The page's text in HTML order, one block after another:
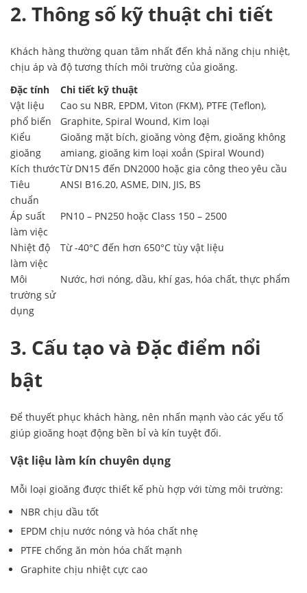
2. Thông số kỹ thuật chi tiết
Khách hàng thường quan tâm nhất đến khả năng chịu nhiệt,
chịu áp và độ tương thích môi trường của gioăng.
Đặc tính
Chi tiết kỹ thuật
Vật liệu
phổ biến
Cao su NBR, EPDM, Viton (FKM), PTFE (Teflon),
Graphite, Spiral Wound, Kim loại
Kiểu
gioăng
Gioăng mặt bích, gioăng vòng đệm, gioăng không
amiang, gioăng kim loại xoắn (Spiral Wound)
Kích thướcTừ DN15 đến DN2000 hoặc gia công theo yêu cầu
Tiêu
chuẩn
ANSI B16.20, ASME, DIN, JIS, BS
Áp suất
làm việc
PN10 – PN250 hoặc Class 150 – 2500
Nhiệt độ
làm việc
Từ -40°C đến hơn 650°C tùy vật liệu
Môi
trường sử
dụng
Nước, hơi nóng, dầu, khí gas, hóa chất, thực phẩm
3. Cấu tạo và Đặc điểm nổi
bật
Để thuyết phục khách hàng, nên nhấn mạnh vào các yếu tố
giúp gioăng hoạt động bền bỉ và kín tuyệt đối.
Vật liệu làm kín chuyên dụng
Mỗi loại gioăng được thiết kế phù hợp với từng môi trường:
NBR chịu dầu tốt
EPDM chịu nước nóng và hóa chất nhẹ
PTFE chống ăn mòn hóa chất mạnh
Graphite chịu nhiệt cực cao